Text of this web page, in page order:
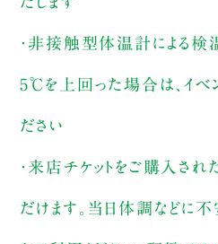
・非接触型体温計による検
5℃を上回った場合は、イベ
ださい
・来店チケットをご購入さ
だけます。当日体調などに